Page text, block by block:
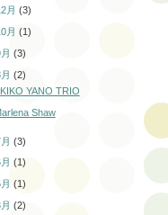
月(3)
月(1)
月(3)
月(2)
YANO TRIO
Shaw
月(3)
月(1)
月(1)
月(2)